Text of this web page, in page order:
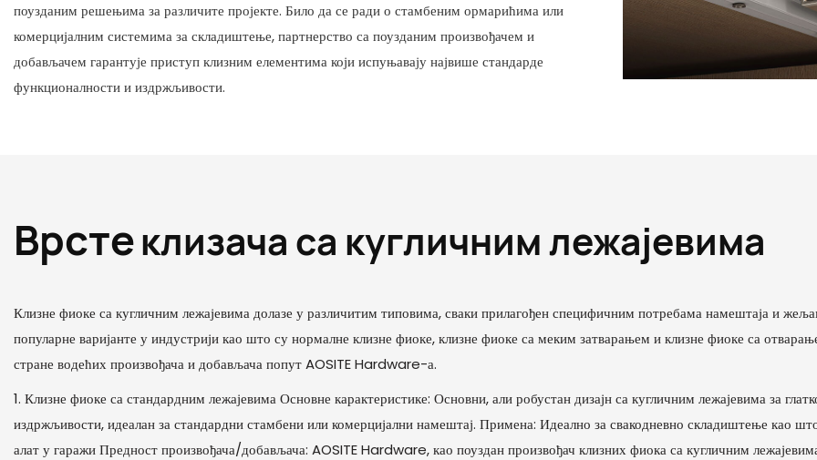
поузданим решењима за различите пројекте. Било да се ради о стамбеним ормарићима или
комерцијалним системима за складиштење, партнерство са поузданим произвођачем и
добављачем гарантује приступ клизним елементима који испуњавају највише стандарде
функционалности и издржљивости.
Врстеклизача са кугличним лежајевима
Клизне фиоке са кугличним лежајевима долазе у различитим типовима, сваки прилагођен специфичним потребама намештаја и
популарне варијанте у индустрији као што су нормалне клизне фиоке, клизне фиоке са меким затварањем и клизне фиоке са
стране водећих произвођача и добављача попут AOSITE Hardware-а.
1. Клизне фиоке са стандардним лежајевима Основне карактеристике: Основни, али робустан дизајн са кугличним лежајевима за
издржљивости, идеалан за стандардни стамбени или комерцијални намештај. Примена: Идеално за свакодневно складиштење као
алат у гаражи Предност произвођача/добављача: AOSITE Hardware, као поуздан произвођач клизних фиока са кугличним